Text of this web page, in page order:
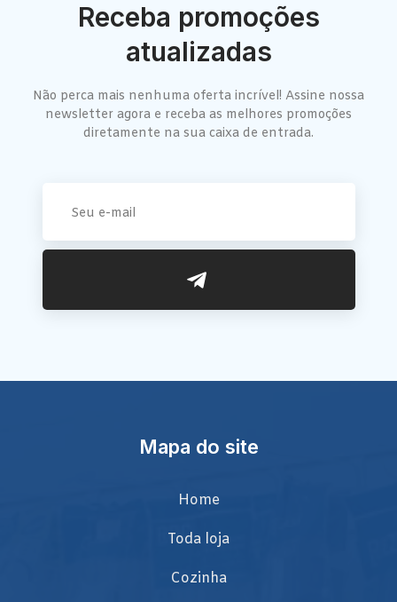
Receba promoções
atualizadas
Não perca mais nenhuma oferta incrível! Assine nossa
newsletter agora e receba as melhores promoções
diretamente na sua caixa de entrada.
Mapa do site
Home
Toda loja
Cozinha